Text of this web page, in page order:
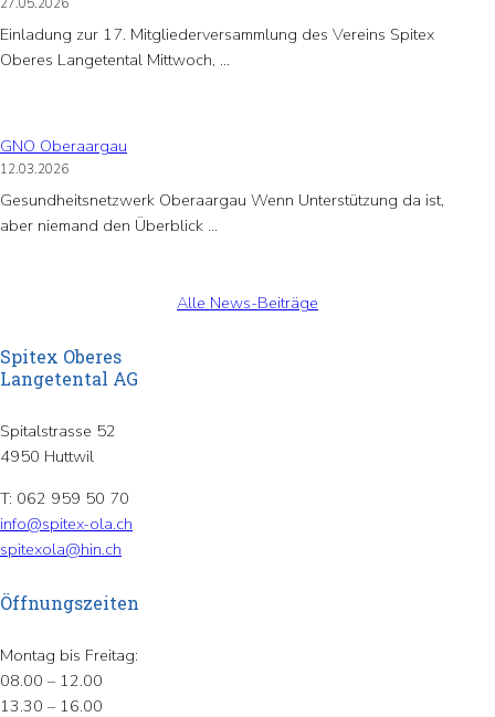
27.05.2026
Einladung zur 17. Mitgliederversammlung des Vereins Spitex
Oberes Langetental Mittwoch, …
GNO Oberaargau
12.03.2026
Gesundheitsnetzwerk Oberaargau Wenn Unterstützung da ist,
aber niemand den Überblick …
Alle News-Beiträge
Spitex Oberes
Langetental AG
Spitalstrasse 52
4950 Huttwil
T: 062 959 50 70
info@spitex-ola.ch
spitexola@hin.ch
Öffnungszeiten
Montag bis Freitag:
08.00 – 12.00
13.30 – 16.00